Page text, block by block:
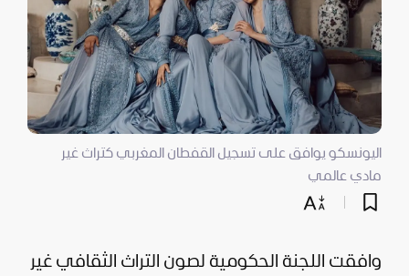
اليونسكو يوافق على تسجيل القفطان المغربي كتراث غير
مادي عالمي
وافقت اللجنة الحكومية لصون التراث الثقافي غير